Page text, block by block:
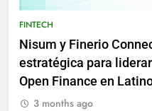
FINTECH
Nisum y Finerio
estratégica para
Open Finance en
3 months ago